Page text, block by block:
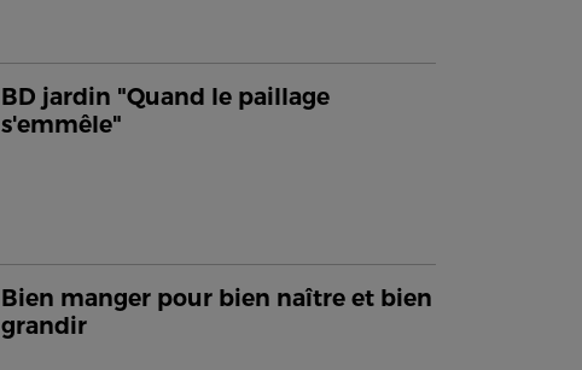
BD jardin "Quand le paillage
s'emmêle"
Bien manger pour bien naître et bien
grandir